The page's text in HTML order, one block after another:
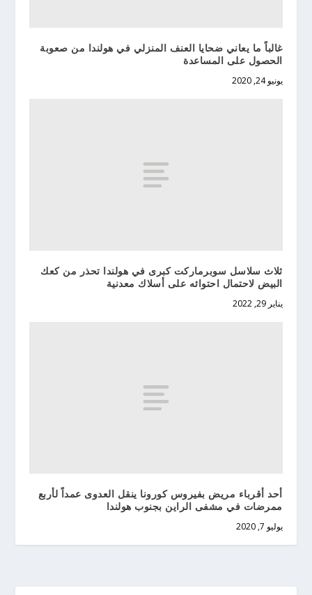
غالباً ما يعاني ضحايا العنف المنزلي في هولندا من صعوبة
الحصول على المساعدة
يونيو 24, 2020
ثلاث سلاسل سوبرماركت كبرى في هولندا تحذر من كعك
البيض لاحتمال احتوائه على أسلاك معدنية
يناير 29, 2022
أحد أقرباء مريض بفيروس كورونا ينقل العدوى عمداً لأربع
ممرضات في مشفى الراين بجنوب هولندا
يوليو 7, 2020